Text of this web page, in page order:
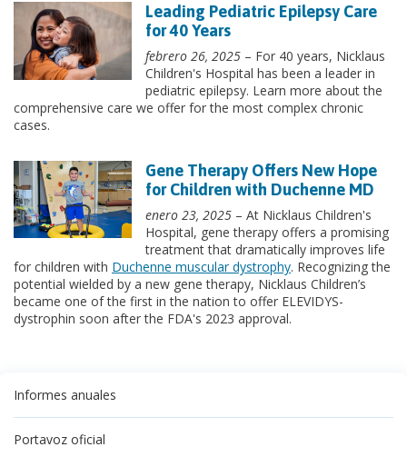
Leading Pediatric Epilepsy Care
for 40 Years
febrero 26, 2025 – For 40 years, Nicklaus
Children's Hospital has been a leader in
pediatric epilepsy. Learn more about the
comprehensive care we offer for the most complex chronic
cases.
Gene Therapy Offers New Hope
for Children with Duchenne MD
enero 23, 2025 – At Nicklaus Children's
Hospital, gene therapy offers a promising
treatment that dramatically improves life
for children with Duchenne muscular dystrophy. Recognizing the
potential wielded by a new gene therapy, Nicklaus Children’s
became one of the first in the nation to offer ELEVIDYS-
dystrophin soon after the FDA's 2023 approval.
Informes anuales
Portavoz oficial